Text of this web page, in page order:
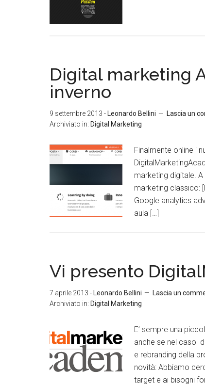
Digital marketing
inverno
9 settembre 2013 - Leonardo Bellini
Lascia un
Archiviato in: Digital Marketing
Finalmente online i
marketing digitale.
marketing classico:
Google analytics
aula […]
Vi presento
7 aprile 2013 - Leonardo Bellini
Lascia un
Archiviato in: Digital Marketing
E’ sempre una
anche se nel caso
e rebranding della
novità: Abbiamo
target e ai bisogni